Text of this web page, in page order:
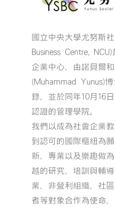
國立中央大學尤努斯
Business Centre,
企業中心，由諾貝爾
(Muhammad Yunus)
錄，並於同年10月16
認證的管理學院。
我們以成為社會企業
到認可的國際樞紐為
新、專業以及樂趣做
越的研究、培訓與輔
業、非營利組織、社
者等對象合作為使命